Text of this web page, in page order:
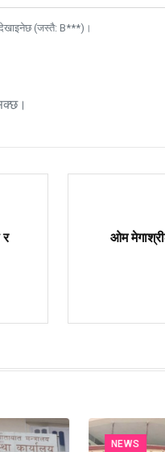
देखाइनेछ (जस्तै: B***)।
र
ओम
NEWS